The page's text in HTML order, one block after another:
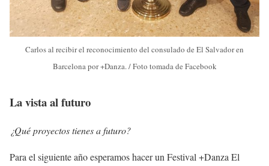
Carlos al recibir el reconocimiento del consulado de El Salvador en
Barcelona por +Danza. / Foto tomada de Facebook
La vista al futuro
¿Qué proyectos tienes a futuro?
Para el siguiente año esperamos hacer un Festival +Danza El